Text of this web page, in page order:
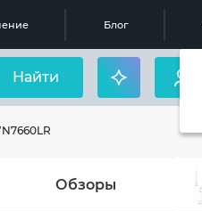
Блог
Найти
Обзоры